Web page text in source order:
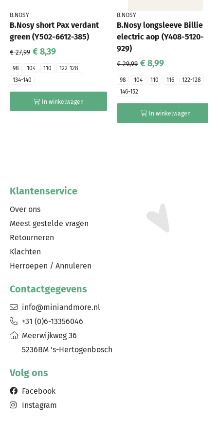
B.NOSY
B.Nosy short Pax verdant
green (Y502-6612-385)
€ 27,99 € 8,39
98 104 110
122-128
134-140
In winkelwagen
B.NOSY
B.Nosy longsleeve Billie
electric aop (Y408-5120-
929)
€ 29,99 € 8,99
98 104 110 116
122-128
146-152
In winkelwagen
Klantenservice
Over ons
Meest gestelde vragen
Retourneren
Klachten
Herroepen / Annuleren
Contactgegevens
info@miniandmore.nl
+31 (0)6-13356046
Meerwijkweg 36
5236BM 's-Hertogenbosch
Volg ons
Facebook
Instagram